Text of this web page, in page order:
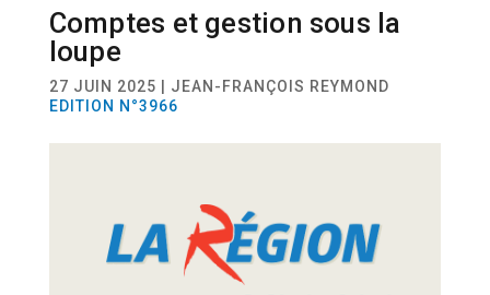
Comptes et gestion sous la
loupe
27 JUIN 2025 | JEAN-FRANÇOIS REYMOND
EDITION N°3966